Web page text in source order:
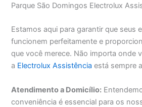
Parque São Domingos Electrolux
Estamos aqui para garantir que seus
funcionem perfeitamente e
que você merece. Não importa onde
a Electrolux Assistência está sempre
Atendimento a Domicílio:
conveniência é essencial para os